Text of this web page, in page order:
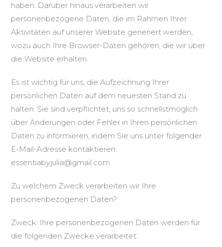
haben. Darüber hinaus verarbeiten wir
personenbezogene Daten, die im Rahmen Ihrer
Aktivitäten auf unserer Website generiert werden,
wozu auch Ihre Browser-Daten gehören, die wir über
die Website erhalten.
Es ist wichtig für uns, die Aufzeichnung Ihrer
persönlichen Daten auf dem neuesten Stand zu
halten. Sie sind verpflichtet, uns so schnellstmöglich
über Änderungen oder Fehler in Ihren persönlichen
Daten zu informieren, indem Sie uns unter folgender
E-Mail-Adresse kontaktieren:
essentiabyjulia@gmail.com.
Zu welchem Zweck verarbeiten wir Ihre
personenbezogenen Daten?
Zweck: Ihre personenbezogenen Daten werden für
die folgenden Zwecke verarbeitet: